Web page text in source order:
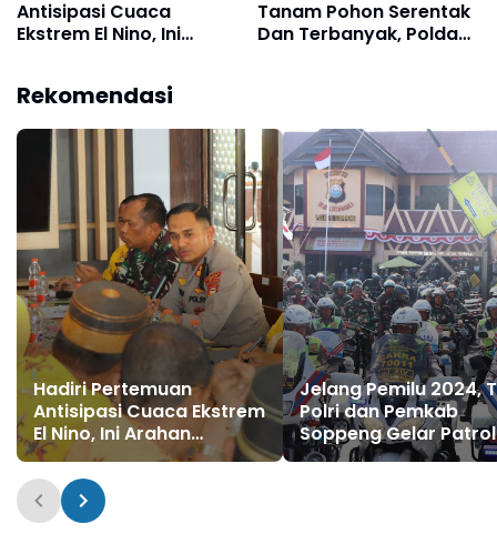
Antisipasi Cuaca
Ekstrem El Nino, Ini
Tanam Pohon Serentak
Dan Terbanyak, Polda
Rekomendasi
Hadiri Pertemuan
Antisipasi Cuaca Ekstrem
El Nino, Ini Arahan
Kapolres Soppeng
Jelang Pemilu 2024,
Polri dan Pemkab
Soppeng Gelar
Skala Besar